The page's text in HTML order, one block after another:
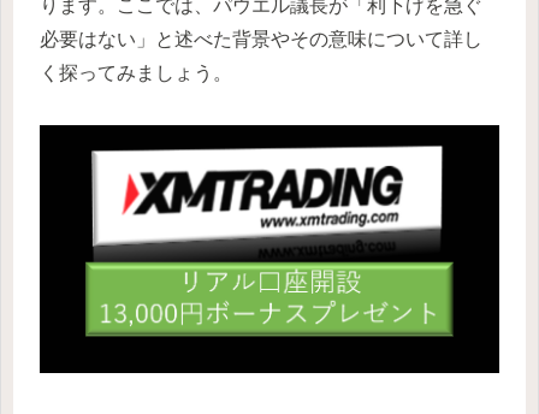
ります。ここでは、パウエル議長が「利下げを急ぐ
必要はない」と述べた背景やその意味について詳し
く探ってみましょう。